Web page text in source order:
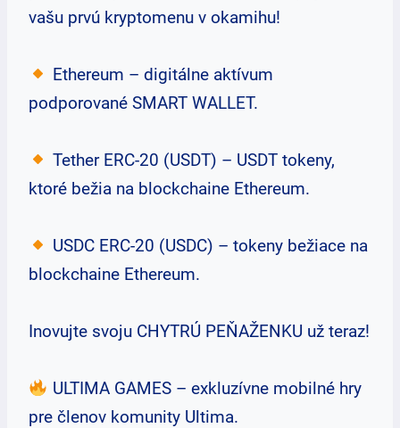
vašu prvú kryptomenu v okamihu!
Ethereum – digitálne aktívum
podporované SMART WALLET.
Tether ERC-20 (USDT) – USDT tokeny,
ktoré bežia na blockchaine Ethereum.
USDC ERC-20 (USDC) – tokeny bežiace na
blockchaine Ethereum.
Inovujte svoju CHYTRÚ PEŇAŽENKU už teraz!
ULTIMA GAMES – exkluzívne mobilné hry
pre členov komunity Ultima.